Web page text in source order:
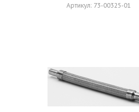
Артикул: 73-00325-01